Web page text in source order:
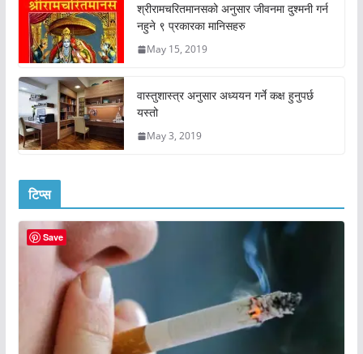
श्रीरामचरितमानसको अनुसार जीवनमा दुश्मनी गर्न
नहुने ९ प्रकारका मानिसहरु
May 15, 2019
वास्तुशास्त्र अनुसार अध्ययन गर्ने कक्ष हुनुपर्छ
यस्तो
May 3, 2019
टिप्स
Save